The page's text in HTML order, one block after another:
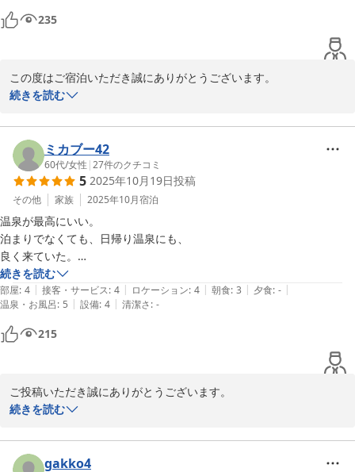
235
この度はご宿泊いただき誠にありがとうございます。
お食事に大満足していただけたとのこと、料理担当者にとっては何
ったようで、大変うれしく存じます。
また泊まりたいという心強いお言葉をいただき、誠にありがとうご
ざいます。これからも皆様に愛される宿を目指し努めてまいりま
す。
ぜひまた当館の味とお湯を楽しみにいらしてください。お客様の次
回のご来館を心よりお待ちしております。
鈍川温泉 皆楽荘
2026-05-25
続きを読む
ミカブー42
60代/女性 |27件のクチコミ
5 2025年10月19日投稿
その他 家族 2025年10月宿泊
温泉が最高にいい。
泊まりでなくても、日帰り温泉にも、
良く来ていた。
部屋に温泉風呂があるのがまたいい。
でも、大浴場の方が、お湯もぬるぬるして、サウナもあってゆっくり入
れて気持ちいい。
続きを読む
部屋: 4 | 接客・サービス: 4 | ロケーション: 4 | 朝食: 3 | 夕食: - |
温泉・お風呂: 5 | 設備: 4 | 清潔さ: -
215
ご投稿いただき誠にありがとうございます。
以前より日帰り温泉としてご愛願いただいているとのこと、重ねて
き大変光栄でございます。
お部屋の温泉風呂でのプライベートな時間と、大浴場ならではの解
続きを読む
gakko4